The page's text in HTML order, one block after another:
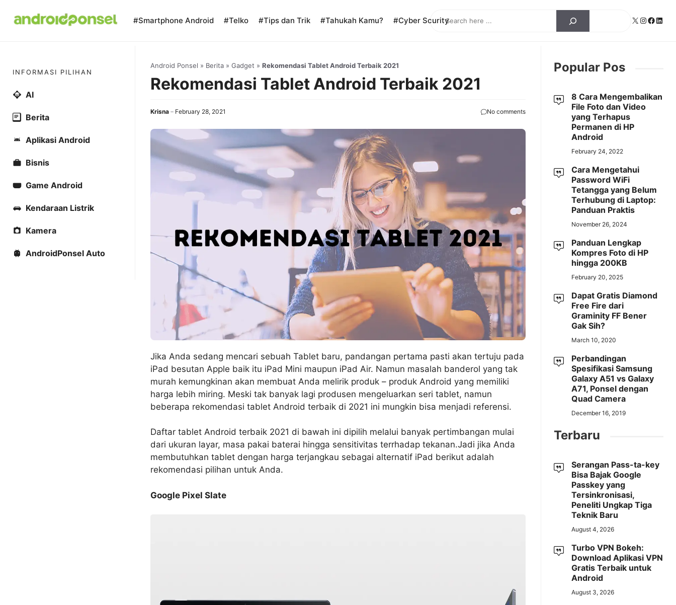
Search X Instagram
#Smartphone Android #Telko #Tips dan Trik #Tahukah Kamu? #Cyber Scurity
Android Ponsel » Berita» Gadget » Rekomendasi Tablet Android Terbaik 2021
Rekomendasi Tablet Android Terbaik 2021
Krisna February 28, 2021 No comments
Jika Anda sedang mencari sebuah Tablet baru, pandangan pertama pasti akan tertuju pada
iPad besutan Apple baik itu iPad Mini maupun iPad Air. Namun masalah banderol yang tak
murah kemungkinan akan membuat Anda melirik produk – produk Android yang memiliki
harga lebih miring. Meski tak banyak lagi produsen mengeluarkan seri tablet, namun
beberapa rekomendasi tablet Android terbaik di 2021 ini mungkin bisa menjadi referensi.
Daftar tablet Android terbaik 2021 di bawah ini dipilih melalui banyak pertimbangan mulai
dari ukuran layar, masa pakai baterai hingga sensitivitas terrhadap tekanan.Jadi jika Anda
membutuhkan tablet dengan harga terjangkau sebagai alternatif iPad berikut adalah
rekomendasi pilihan untuk Anda.
Google Pixel Slate
INFORMASI PILIHAN
AI
Berita
Aplikasi Android
Bisnis
Game Android
Kendaraan Listrik
Kamera
AndroidPonsel Auto
Popular Pos
8 Cara Mengembalikan
File Foto dan Video
yang Terhapus
Permanen di HP
Android
February 24, 2022
Cara Mengetahui
Password WiFi
Tetangga yang Belum
Terhubung di Laptop:
Panduan Praktis
November 26, 2024
Panduan Lengkap
Kompres Foto di HP
hingga 200KB
February 20, 2025
Dapat Gratis Diamond
Free Fire dari
Graminity FF Bener
Gak Sih?
March 10, 2020
Perbandingan
Spesifikasi Samsung
Galaxy A51 vs Galaxy
A71, Ponsel dengan
Quad Camera
December 16, 2019
Terbaru
Serangan Pass-ta-key
Bisa Bajak Google
Passkey yang
Tersinkronisasi,
Peneliti Ungkap Tiga
Teknik Baru
August 4, 2026
Turbo VPN Bokeh:
Download Aplikasi VPN
Gratis Terbaik untuk
Android
August 3, 2026